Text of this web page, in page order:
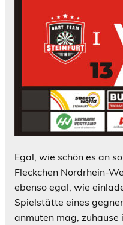
Egal, wie schön es an
Fleckchen Nordrhein-
ebenso egal, wie
Spielstätte eines
anmuten mag, zuhause